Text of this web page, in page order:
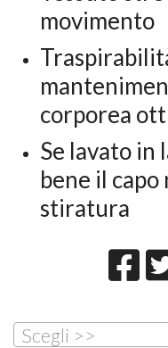
movimento
corporea
Se lavato in
bene il capo
stiratura
Scegli >>